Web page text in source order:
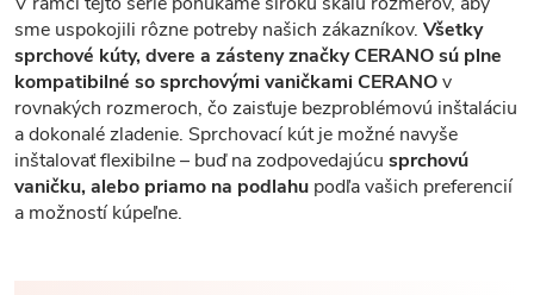
sme uspokojili rôzne potreby našich zákazníkov. Všetky
sprchové kúty, dvere a zásteny značky CERANO sú plne
kompatibilné so sprchovými vaničkami CERANOv
rovnakých rozmeroch, čo zaisťuje bezproblémovú inštaláciu
a dokonalé zladenie. Sprchovací kút je možné navyše
inštalovať flexibilne – buď na zodpovedajúcu sprchovú
vaničku, alebo priamo na podlahu podľa vašich preferencií
a možností kúpeľne.